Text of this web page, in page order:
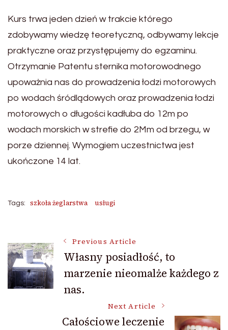
Kurs trwa jeden dzień w trakcie którego
zdobywamy wiedzę teoretyczną, odbywamy lekcje
praktyczne oraz przystępujemy do egzaminu.
Otrzymanie Patentu sternika motorowodnego
upoważnia nas do prowadzenia łodzi motorowych
po wodach śródlądowych oraz prowadzenia łodzi
motorowych o długości kadłuba do 12m po
wodach morskich w strefie do 2Mm od brzegu, w
porze dziennej. Wymogiem uczestnictwa jest
ukończone 14 lat.
Tags: szkoła żeglarstwa usługi
Post
Navigation
Previous Article
Własny posiadłość, to
marzenie nieomalże każdego z
nas.
Next Article
Całościowe leczenie